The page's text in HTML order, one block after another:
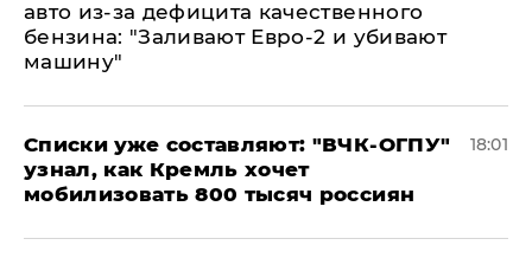
авто из-за дефицита качественного
бензина: "Заливают Евро-2 и убивают
машину"
Списки уже составляют: "ВЧК-ОГПУ"
узнал, как Кремль хочет
мобилизовать 800 тысяч россиян
18:01